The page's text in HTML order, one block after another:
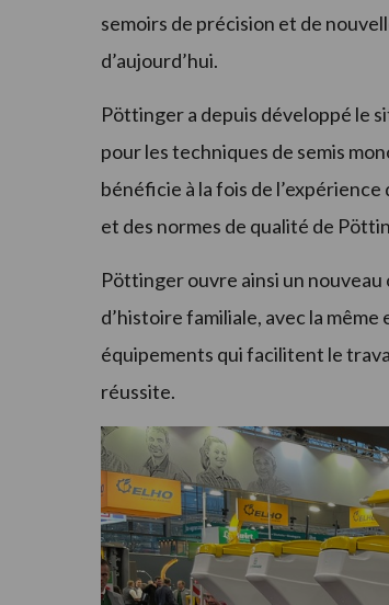
semoirs de précision et de
d’aujourd’hui.
Pöttinger a depuis développé le
pour les techniques de semis
bénéficie à la fois de
et des normes de qualité de
Pöttinger ouvre ainsi un nouveau
d’histoire familiale, avec la
équipements qui facilitent le
réussite.